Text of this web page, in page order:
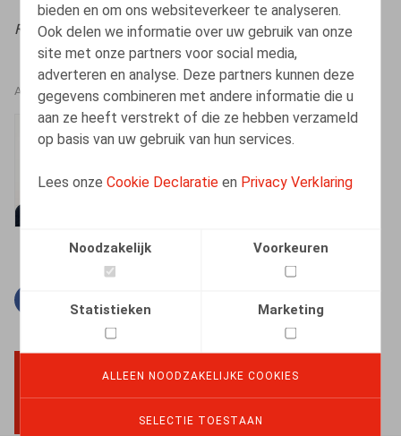
bieden en om ons websiteverkeer te analyseren.
Ook delen we informatie over uw gebruik van onze
site met onze partners voor social media,
adverteren en analyse. Deze partners kunnen deze
gegevens combineren met andere informatie die u
aan ze heeft verstrekt of die ze hebben verzameld
op basis van uw gebruik van hun services.
Lees onzeCookie Declaratie en Privacy Verklaring
Noodzakelijk Voorkeuren
Statistieken Marketing
ALLEEN NOODZAKELIJKE COOKIES
SELECTIE TOESTAAN
RABG, 2023, nr. 16-17, pp. 1414 - 1417
AUTEURS
Kenny Decruyenaere
BACK TO TOP